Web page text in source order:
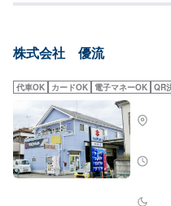
株式会社 優流
代車OK カードOK 電子マネーOK QR